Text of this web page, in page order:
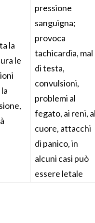
la
le
pressione
sanguigna;
provoca
tachicardia, mal
di testa,
convulsioni,
problemi al
fegato, ai reni,
cuore, attacchi
di panico, in
alcuni casi può
essere letale